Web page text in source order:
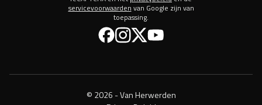
servicevoorwaarden van Google zijn van
toepassing.
FacebookInstagram
TwitterYouTube
© 2026 - Van Herwerden